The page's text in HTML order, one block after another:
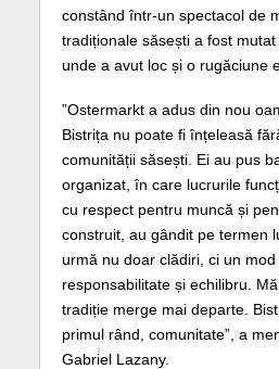
constând într-un spectacol de
tradiționale săsești a fost mutat
unde a avut loc și o rugăciune
”Ostermarkt a adus din nou
Bistrița nu poate fi înțeleasă
comunității săsești. Ei au pus
organizat, în care lucrurile
cu respect pentru muncă și
construit, au gândit pe termen
urmă nu doar clădiri, ci un
responsabilitate și echilibru.
tradiție merge mai departe.
primul rând, comunitate”, a
Gabriel Lazany.